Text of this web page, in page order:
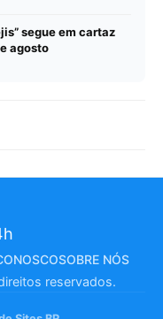
segue em cartaz
agosto
SOBRE NÓS
reservados.